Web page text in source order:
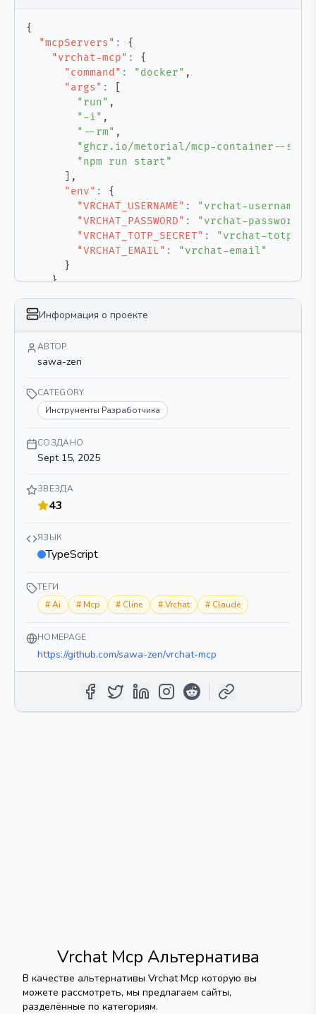
{
"mcpServers" :
{
"vrchat-mcp" :
{
"command" : "docker" ,
"args" :
"run" ,
"-i" ,
"--rm" ,
"ghcr.io/metorial/mcp-container--
"npm run start"
,
"env" :
{
"VRCHAT_USERNAME" : "vrchat-username"
"VRCHAT_PASSWORD" : "vrchat-password"
"VRCHAT_TOTP_SECRET" :
"vrchat-totp-
"VRCHAT_EMAIL" :
"vrchat-email"
}
}
} Информация о проекте
АВТОР
sawa-zen
CATEGORY
Инструменты Разработчика
СОЗДАНО
Sept 15, 2025
ЗВЕЗДА
43
ЯЗЫК
TypeScript
ТЕГИ
#Ai # Mcp # Cline #Vrchat # Claude
HOMEPAGE
https://github.com/sawa-zen/vrchat-mcp
Vrchat Mcp Альтернатива
В качестве альтернативы Vrchat Mcp которую вы
можете рассмотреть, мы предлагаем сайты,
разделённые по категориям.